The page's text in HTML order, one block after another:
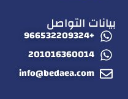
بيانات التواصل
+966532209324
201016360014
info@bedaea.com